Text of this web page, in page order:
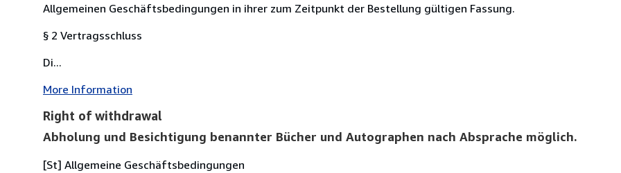
Allgemeinen Geschäftsbedingungen in ihrer zum Zeitpunkt der Bestellung gültigen Fassung.
§ 2 Vertragsschluss
Di...
More Information
Right of withdrawal
Abholung und Besichtigung benannter Bücher und Autographen nach Absprache möglich.
[St] Allgemeine Geschäftsbedingungen